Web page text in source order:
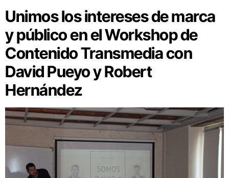
Unimos los intereses de marca
y público en el Workshop de
Contenido Transmedia con
David Pueyo y Robert
Hernández